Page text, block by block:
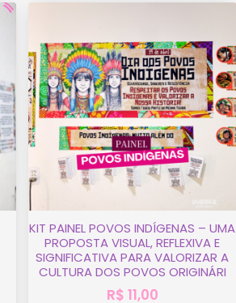
KIT PAINEL POVOS INDÍGENAS – UMA
PROPOSTA VISUAL, REFLEXIVA E
SIGNIFICATIVA PARA VALORIZAR A
CULTURA DOS POVOS ORIGINÁRI
R$ 11,00